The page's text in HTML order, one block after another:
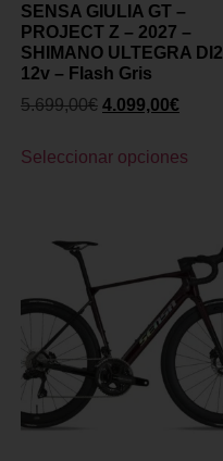
SENSA GIULIA GT –
PROJECT Z – 2027 –
SHIMANO ULTEGRA DI2
12v – Flash Gris
5.699,00€ 4.099,00€
Seleccionar opciones